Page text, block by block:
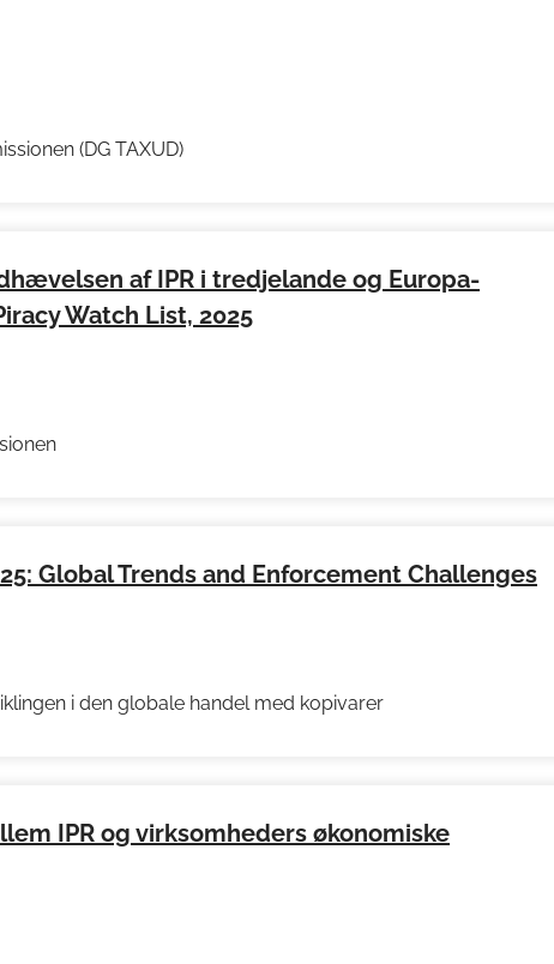
(DG TAXUD)
af IPR i tredjelande og Europa-
Watch List, 2025
Global Trends and Enforcement Challenges
i den globale handel med kopivarer
IPR og virksomheders økonomiske